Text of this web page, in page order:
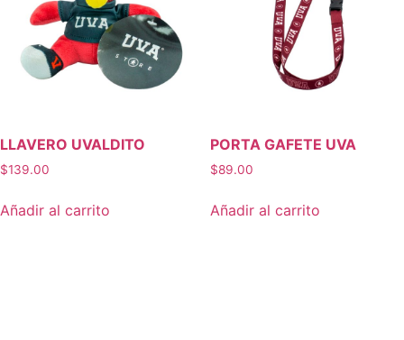
LLAVERO UVALDITO
$139.00
Añadir al carrito
PORTA GAFETE UVA
$89.00
Añadir al carrito